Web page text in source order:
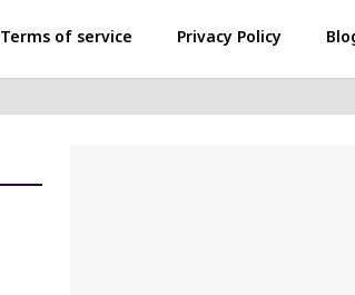
Terms of service Privacy Policy